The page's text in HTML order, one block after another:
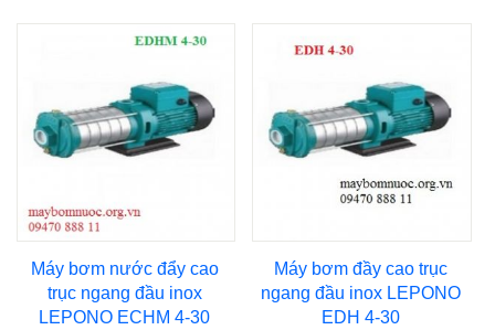
Máy bơm nước đẩy cao
trục ngang đầu inox
LEPONO ECHM 4-30
Máy bơm đầy cao trục
ngang đầu inox LEPONO
EDH 4-30